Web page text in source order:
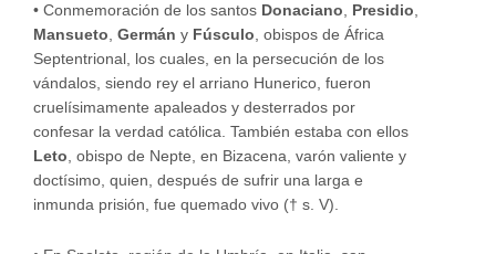
• Conmemoración de los santos Donaciano Presidio
Mansueto Germán y Fúsculo , obispos de África
Septentrional, los cuales, en la persecución de los
vándalos, siendo rey el arriano Hunerico, fueron
cruelísimamente apaleados y desterrados por
confesar la verdad católica. También estaba con ellos
Leto , obispo de Nepte, en Bizacena, varón valiente y
doctísimo, quien, después de sufrir una larga e
inmunda prisión, fue quemado vivo († s. V).